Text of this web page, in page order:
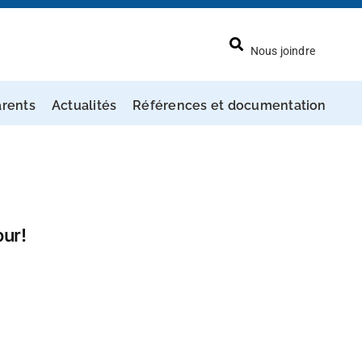
Nous joindre
Actualités Références et documentation